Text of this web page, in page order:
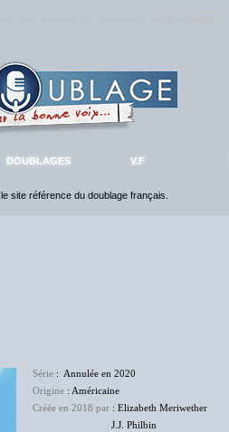
DOUBLAGES V.F
, le site référence du doublage français.
Série : Annulée en 2020
Origine : Américaine
Créée en 2018 par : Elizabeth Meriwether
J.J. Philbin